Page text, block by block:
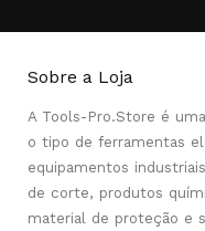
Sobre a Loja
A Tools-Pro.Store é
o tipo de ferramentas
equipamentos
de corte, produtos
material de proteção e